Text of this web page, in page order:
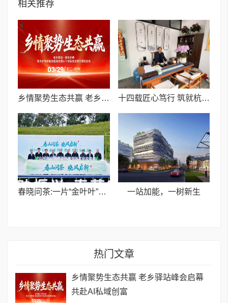
相关推荐
乡情聚势生态共赢 老乡驿站峰会启幕 共赴AI私域创富 十四载匠心笃行 筑就杭城货运行业标杆——记杭州卓岳汽车服务有限公司负责人岳喜刚
春晓问茶:一片“金叶叶”的共富答卷 一站加能，一树新生
热门文章
乡情聚势生态共赢 老乡驿站峰会启幕
共赴AI私域创富